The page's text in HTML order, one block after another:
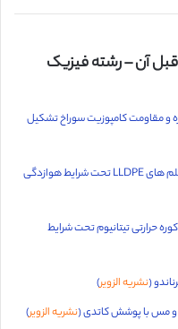
آن – رشته فیزیک
و مقاومت کامپوزیت سوراخ تشکیل
تاثیر کربن سیاه بر پایداری اشعه فرابنفش فیلم های LLDPE تحت شرایط هوازدگی
حرارتی تیتانیوم تحت شرایط
(نشریه الزویر)
و مس با پوشش کاتدی (نشریه الزویر)